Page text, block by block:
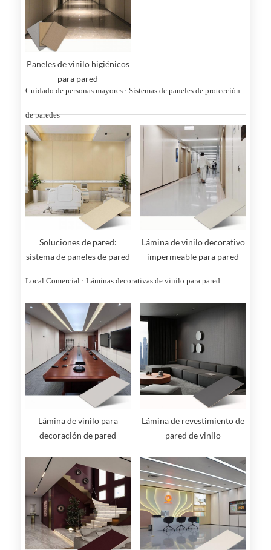
Paneles de vinilo higiénicos
para pared
Cuidado de personas mayores · Sistemas de paneles de protección
de paredes
Soluciones de pared:
sistema de paneles de pared
Lámina de vinilo decorativo
impermeable para pared
Local Comercial · Láminas decorativas de vinilo para pared
Lámina de vinilo para
decoración de pared
Lámina de revestimiento de
pared de vinilo